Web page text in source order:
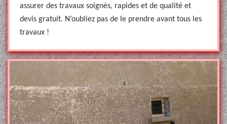
assurer des travaux soignés, rapides et de qualité et
devis gratuit. N’oubliez pas de le prendre avant tous les
travaux !